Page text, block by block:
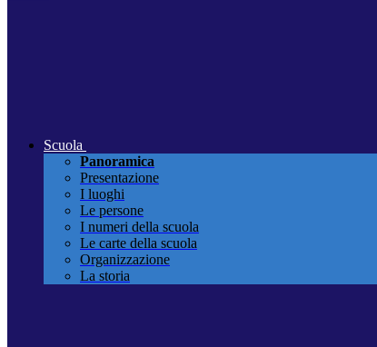
Scuola
Panoramica
Presentazione
I luoghi
Le persone
I numeri della scuola
Le carte della scuola
Organizzazione
La storia